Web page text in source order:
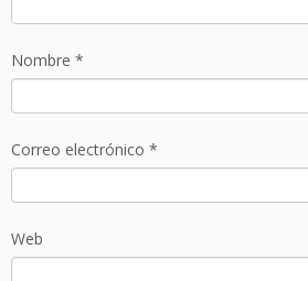
Nombre *
Correo electrónico *
Web